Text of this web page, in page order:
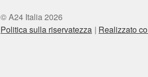
© A24 Italia 2026
Politica sulla riservatezza
Realizzato